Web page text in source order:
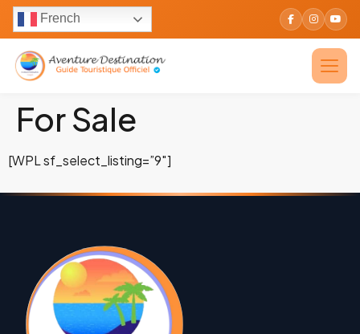
French
For Sale
[WPL sf_select_listing=”9″]